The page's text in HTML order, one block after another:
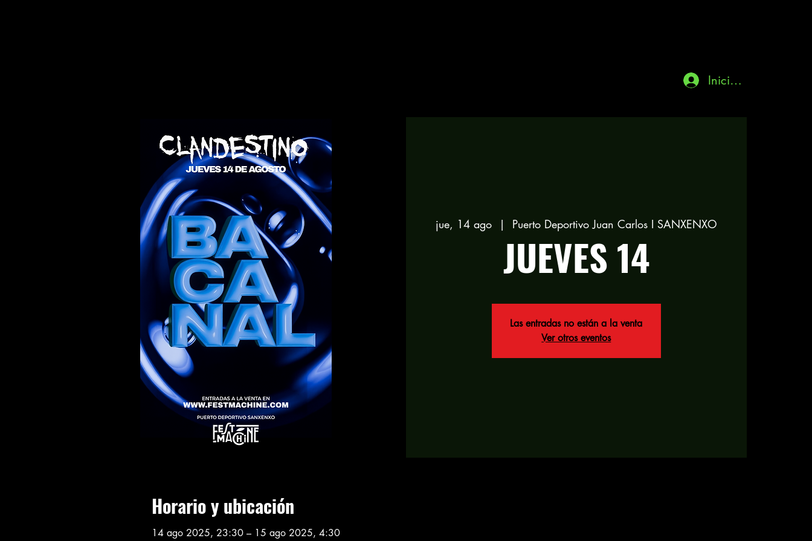
Iniciar sesión
jue, 14 ago
  |
Puerto Deportivo Juan Carlos I SANXENXO
JUEVES 14
Las entradas no están a la venta
Ver otros eventos
Horario y ubicación
14 ago 2025, 23:30 – 15 ago 2025, 4:30